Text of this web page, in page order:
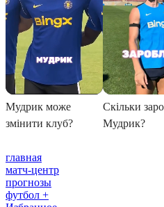
главная
матч-центр
прогнозы
футбол +